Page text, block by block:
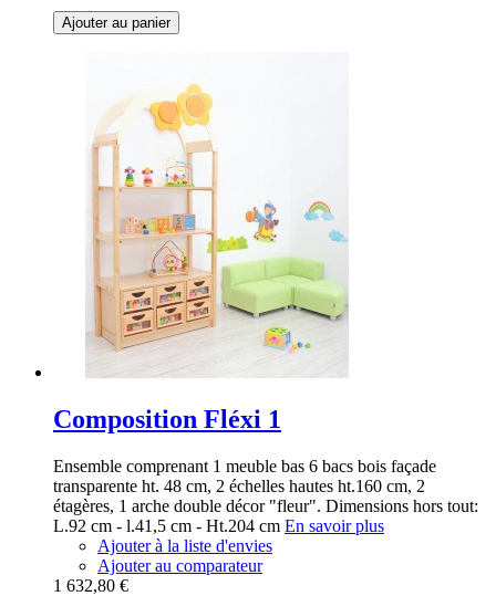
Ajouter au panier
Composition Fléxi 1
Ensemble comprenant 1 meuble bas 6 bacs bois façade
transparente ht. 48 cm, 2 échelles hautes ht.160 cm, 2
étagères, 1 arche double décor "fleur". Dimensions hors tout:
L.92 cm - l.41,5 cm - Ht.204 cm En savoir plus
Ajouter à la liste d'envies
Ajouter au comparateur
1 632,80 €